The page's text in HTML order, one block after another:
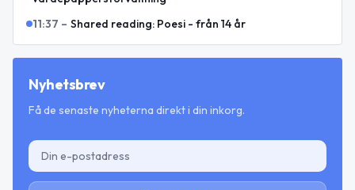
11:37 – Shared reading: Poesi - från 14 år
Nyhetsbrev
Få de senaste nyheterna direkt i din inkorg.